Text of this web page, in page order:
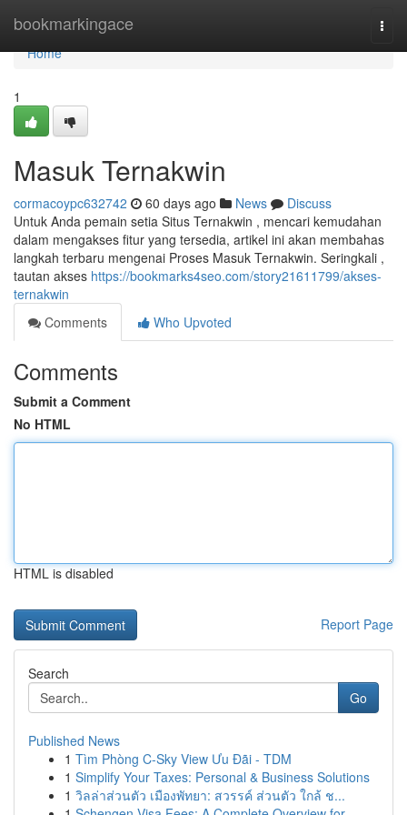
bookmarkingace
Home
Home
1
Masuk Ternakwin
cormacoypc632742 60 days ago News
Discuss
Untuk Anda pemain setia Situs Ternakwin , mencari kemudahan
dalam mengakses fitur yang tersedia, artikel ini akan membahas
langkah terbaru mengenai Proses Masuk Ternakwin. Seringkali ,
tautan akses https://bookmarks4seo.com/story21611799/akses-
ternakwin
Comments
Who Upvoted
Comments
Submit a Comment
No HTML
HTML is disabled
Report Page
Search
Go
Published News
1 Tìm Phòng C-Sky View Ưu Đãi - TDM
1 Simplify Your Taxes: Personal & Business Solutions
1 วิลล่าส่วนตัว เมืองพัทยา: สวรรค์ ส่วนตัว ใกล้ ช...